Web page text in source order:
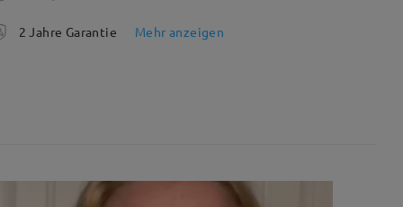
2 Jahre Garantie Mehr anzeigen